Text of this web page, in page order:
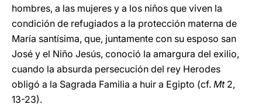
hombres, a las mujeres y a los niños que viven la
condición de refugiados a la protección materna de
María santísima, que, juntamente con su esposo san
José y el Niño Jesús, conoció la amargura del exilio,
cuando la absurda persecución del rey Herodes
obligó a la Sagrada Familia a huir a Egipto (cf. Mt2,
13-23).